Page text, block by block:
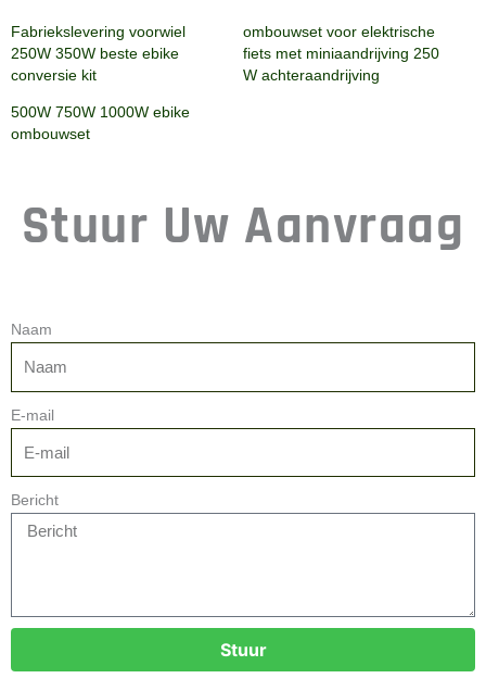
Fabriekslevering voorwiel
250W 350W beste ebike
conversie kit
ombouwset voor elektrische
fiets met miniaandrijving 250
W achteraandrijving
500W 750W 1000W ebike
ombouwset
Stuur Uw Aanvraag
Naam
E-mail
Bericht
Stuur